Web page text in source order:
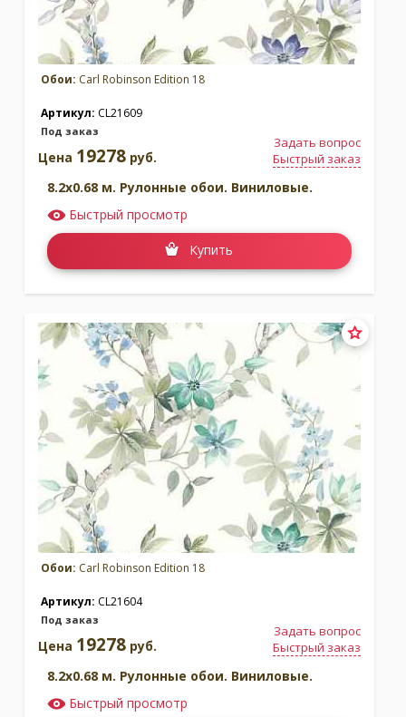
Обои: Carl Robinson Edition 18
Артикул: CL21609
Под заказ
Задать вопрос
Быстрый заказ
Цена 19278 руб.
8.2x0.68 м. Рулонные обои. Виниловые.
Быстрый просмотр
Купить
Обои: Carl Robinson Edition 18
Артикул: CL21604
Под заказ
Задать вопрос
Быстрый заказ
Цена 19278 руб.
8.2x0.68 м. Рулонные обои. Виниловые.
Быстрый просмотр